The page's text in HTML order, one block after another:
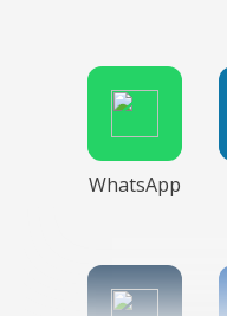
WhatsApp